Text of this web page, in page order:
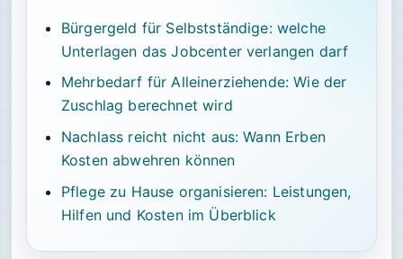
Bürgergeld für Selbstständige: welche
Unterlagen das Jobcenter verlangen darf
Mehrbedarf für Alleinerziehende: Wie der
Zuschlag berechnet wird
Nachlass reicht nicht aus: Wann Erben
Kosten abwehren können
Pflege zu Hause organisieren: Leistungen,
Hilfen und Kosten im Überblick